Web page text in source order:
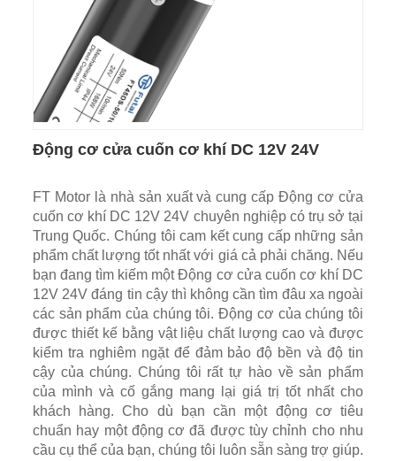
Động cơ cửa cuốn cơ khí DC 12V 24V
FT Motor là nhà sản xuất và cung cấp Động cơ cửa
cuốn cơ khí DC 12V 24V chuyên nghiệp có trụ sở tại
Trung Quốc. Chúng tôi cam kết cung cấp những sản
phẩm chất lượng tốt nhất với giá cả phải chăng. Nếu
bạn đang tìm kiếm một Động cơ cửa cuốn cơ khí DC
12V 24V đáng tin cậy thì không cần tìm đâu xa ngoài
các sản phẩm của chúng tôi. Động cơ của chúng tôi
được thiết kế bằng vật liệu chất lượng cao và được
kiểm tra nghiêm ngặt để đảm bảo độ bền và độ tin
cậy của chúng. Chúng tôi rất tự hào về sản phẩm
của mình và cố gắng mang lại giá trị tốt nhất cho
khách hàng. Cho dù bạn cần một động cơ tiêu
chuẩn hay một động cơ đã được tùy chỉnh cho nhu
cầu cụ thể của bạn, chúng tôi luôn sẵn sàng trợ giúp.